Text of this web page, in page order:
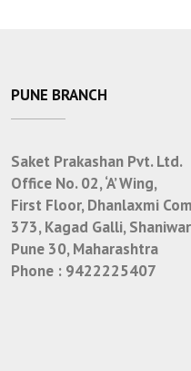
PUNE BRANCH
Saket Prakashan Pvt. Ltd.
Office No. 02, ‘A’ Wing,
First Floor, Dhanlaxmi
373, Kagad Galli,
Pune 30, Maharashtra
Phone : 9422225407